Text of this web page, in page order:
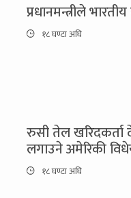
प्रधानमन्त्रीले
१८ घण्टा अघि
रुसी तेल खरिदकर्ता
लगाउने अमेरिकी
१८ घण्टा अघि